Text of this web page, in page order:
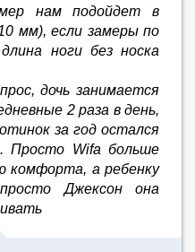
нам подойдет в
мм), если замеры по
ноги без носка
дочь занимается
2 раза в день,
за год остался
Просто Wifa больше
комфорта, а ребенку
Джексон она